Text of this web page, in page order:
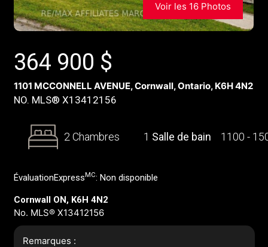
Voir les 16 Photos
364 900 $
1101 MCCONNELL AVENUE, Cornwall, Ontario, K6H 4N2
NO. MLS® X13412156
2 Chambres 1 Salle de bain 1100 -
ÉvaluationExpress MC: Non disponible
Cornwall ON, K6H 4N2
No. MLS® X13412156
Remarques :